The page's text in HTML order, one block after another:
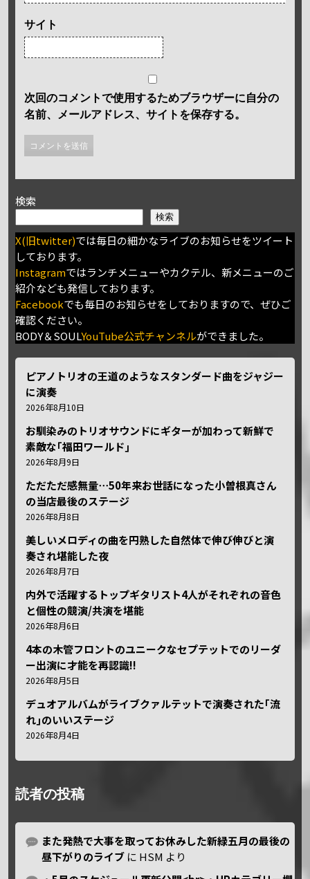
サイト
次回のコメントで使用するためブラウザーに自分の
名前、メールアドレス、サイトを保存する。
検索
検索
X(旧twitter)では毎日の細かなライブのお知らせをツイート
しております。
Instagramではランチメニューやカクテル、新メニューのご
紹介なども発信しております。
Facebookでも毎日のお知らせをしておりますので、ぜひご
確認ください。
BODY＆SOULYouTube公式チャンネルができました。
ピアノトリオの王道のようなスタンダード曲をジャジー
に演奏
2026年8月10日
お馴染みのトリオサウンドにギターが加わって新鮮で
素敵な｢福田ワールド｣
2026年8月9日
ただただ感無量⋯50年来お世話になった小曽根真さん
の当店最後のステージ
2026年8月8日
美しいメロディの曲を円熟した自然体で伸び伸びと演
奏され堪能した夜
2026年8月7日
内外で活躍するトップギタリスト4人がそれぞれの音色
と個性の競演/共演を堪能
2026年8月6日
4本の木管フロントのユニークなセプテットでのリーダ
ー出演に才能を再認識!!
2026年8月5日
デュオアルバムがライブクァルテットで演奏された｢流
れ｣のいいステージ
2026年8月4日
読者の投稿
また発熱で大事を取ってお休みした新緑五月の最後の
昼下がりのライブ に HSM より